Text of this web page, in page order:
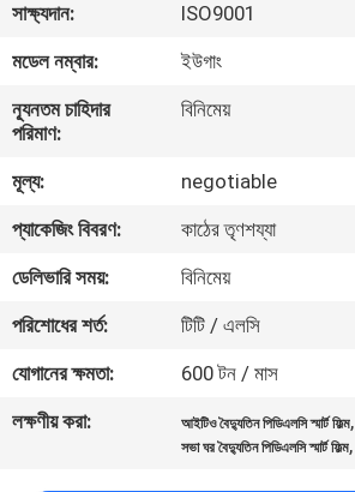
ভিআর
শো
সম্পর্কে
কারখানা
পরিদর্শন
গুণমান
নিয়ন্ত্রণ
সাক্ষ্যদান:
ISO9001
মডেল নম্বার:
ইউগাং
ন্যূনতম চাহিদার
পরিমাণ:
বিনিমেয়
মূল্য:
negotiable
প্যাকেজিং বিবরণ:
কাঠের তৃণশয্যা
ডেলিভারি সময়:
বিনিমেয়
পরিশোধের শর্ত:
টিটি / এলসি
যোগানের ক্ষমতা:
600 টন / মাস
লক্ষণীয় করা:
আইটিও বৈদ্যুতিন পিডিএলসি স্মার্ট ফিল্ম,
সভা ঘর বৈদ্যুতিন পিডিএলসি স্মার্ট ফিল্ম,